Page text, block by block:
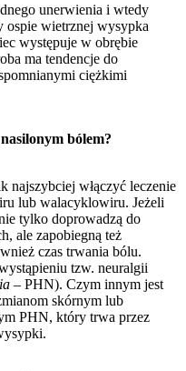
unerwienia i wtedy
ospie wietrznej wysypka
występuje w obrębie
ma tendencje do
ciężkimi
bólem?
najszybciej włączyć leczenie
lub walacyklowiru. Jeżeli
tylko doprowadzą do
ale zapobiegną też
czas trwania bólu.
tzw. neuralgii
– PHN). Czym innym jest
skórnym lub
PHN, który trwa przez